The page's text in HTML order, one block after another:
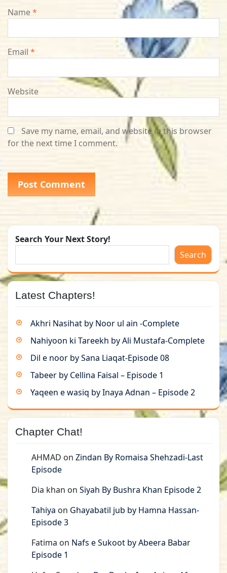
Name*
Email *
Website
Save my name, email, and website in this browser
for the next time I comment.
Search Your Next Story!
Search
Latest Chapters!
Akhri Nasihat by Noor ul ain -Complete
Nahiyoon ki Tareekh by Ali Mustafa-Complete
Dil e noor by Sana Liaqat-Episode 08
Tabeer by Cellina Faisal – Episode 1
Yaqeen e wasiq by Inaya Adnan – Episode 2
Chapter Chat!
AHMAD on Zindan By Romaisa Shehzadi-Last
Episode
Dia khan on Siyah By Bushra Khan Episode 2
Tahiya on Ghayabatil jub by Hamna Hassan-
Episode 3
Fatima on Nafs e Sukoot by Abeera Babar
Episode 1